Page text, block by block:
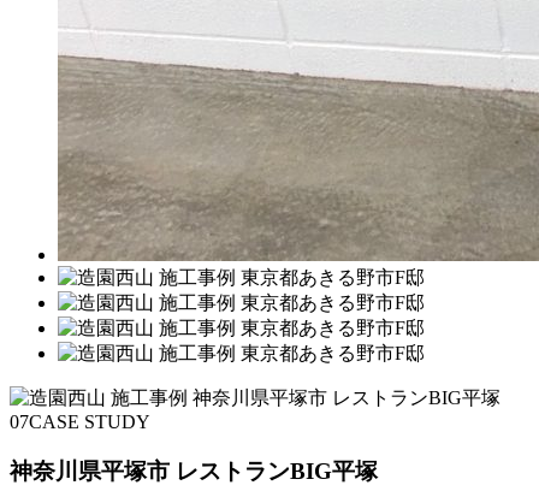
07CASE STUDY
神奈川県平塚市 レストランBIG平塚